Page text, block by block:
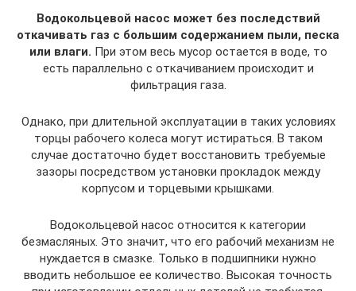
Водокольцевой насос может без последствий
откачивать газ с большим содержанием пыли, песка
или влаги. При этом весь мусор остается в воде, то
есть параллельно с откачиванием происходит и
фильтрация газа.
Однако, при длительной эксплуатации в таких условиях
торцы рабочего колеса могут истираться. В таком
случае достаточно будет восстановить требуемые
зазоры посредством установки прокладок между
корпусом и торцевыми крышками.
Водокольцевой насос относится к категории
безмасляных. Это значит, что его рабочий механизм не
нуждается в смазке. Только в подшипники нужно
вводить небольшое ее количество. Высокая точность